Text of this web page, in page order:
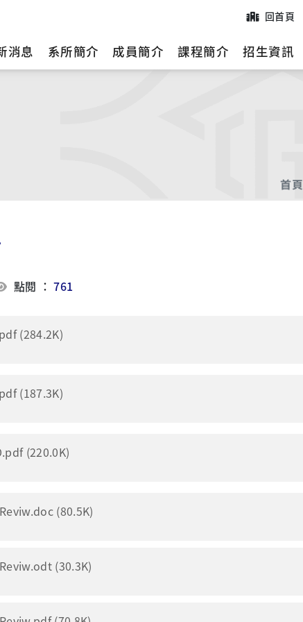
回首頁
消息 系所簡介 成員簡介 課程簡介 招生資訊
首頁
點閱 ：761
(284.2K)
(187.3K)
(220.0K)
(80.5K)
(30.3K)